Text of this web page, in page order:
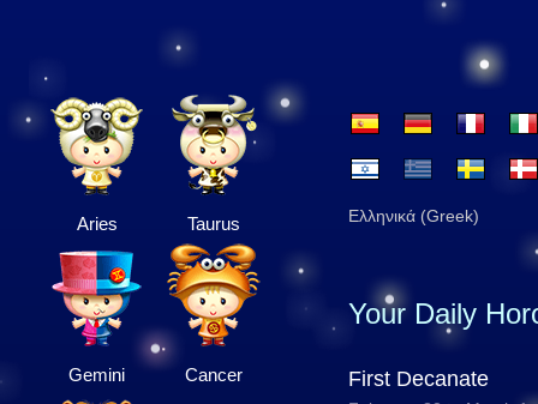
Aries Taurus
Gemini Cancer
Ελληνικά (Greek)
Your Daily
First Decanate